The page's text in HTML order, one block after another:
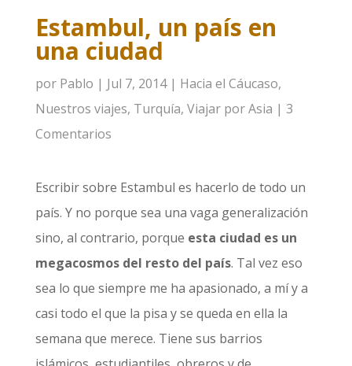
Estambul, un país en
una ciudad
por Pablo | Jul 7, 2014| Hacia el Cáucaso,
Nuestros viajes, Turquía, Viajar por Asia | 3
Comentarios
Escribir sobre Estambul es hacerlo de todo un
país. Y no porque sea una vaga generalización
sino, al contrario, porque esta ciudad es un
megacosmos del resto del país. Tal vez eso
sea lo que siempre me ha apasionado, a mí y a
casi todo el que la pisa y se queda en ella la
semana que merece. Tiene sus barrios